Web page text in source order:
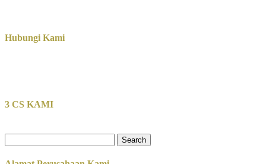
Hubungi Kami
3 CS KAMI
for: